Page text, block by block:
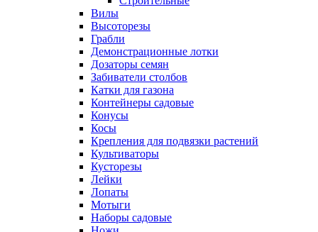
Вилы
Высоторезы
Грабли
Демонстрационные лотки
Дозаторы семян
Забиватели столбов
Катки для газона
Контейнеры садовые
Конусы
Косы
Крепления для подвязки растений
Культиваторы
Кусторезы
Лейки
Лопаты
Мотыги
Наборы садовые